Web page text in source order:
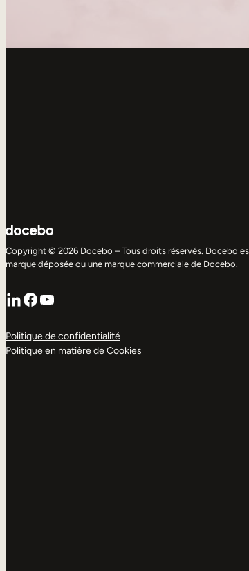
Copyright © 2026 Docebo – Tous droits réservés. Docebo
marque déposée ou une marque commerciale de Docebo.
LinkedIn
Facebook
YouTube
Politique de confidentialité
Politique en matière de Cookies